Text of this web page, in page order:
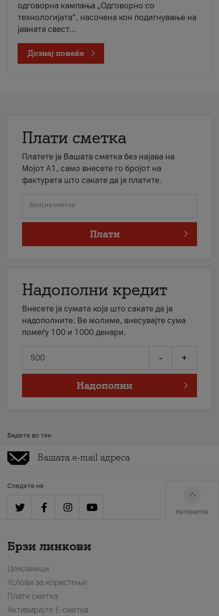
одговорна кампања „Одговорно со
технологијата“, насочена кон подигнување на
јавната свест...
Дознај повеќе
Плати сметка
Платете ја Вашата сметка без најава на
Мојот А1, само внесете го бројот на
фактурата што сакате да ја платите.
Број на сметка
Плати
Надополни кредит
Внесете ја сумата која што сакате да ја
надополните. Ве молиме, внесувајте сума
помеѓу 100 и 1000 денари.
- +
Надополни
Бидете во тек
Следете нè
На почеток
Брзи линкови
Ценовници
Услови за користење
Плати сметка
Активирајте Е-сметка